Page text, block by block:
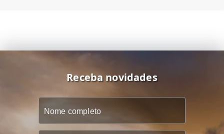
Receba novidades